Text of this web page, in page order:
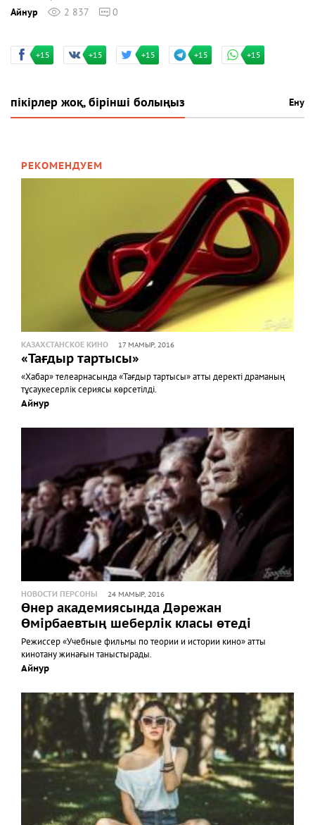
Айнур
2 837 0
+15 +15 +15 +15 +15
пікірлер жоқ, бірінші болыңыз Ену
РЕКОМЕНДУЕМ
КАЗАХСТАНСКОЕ КИНО 17 МАМЫР, 2016
«Тағдыр тартысы»
«Хабар» телеарнасында «Тағдыр тартысы» атты деректі драманың
тұсаукесерлік сериясы көрсетілді.
Айнур
НОВОСТИ ПЕРСОНЫ 24 МАМЫР, 2016
Өнер академиясында Дәрежан
Өмірбаевтың шеберлік класы өтеді
Режиссер «Учебные фильмы по теории и истории кино» атты
кинотану жинағын таныстырады.
Айнур